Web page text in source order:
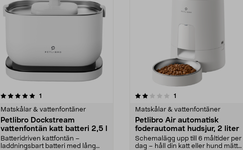
1
Matskålar & vattenfontäner
Petlibro Dockstream
vattenfontän katt batteri 2,5 l
Batteridriven kattfontän –
laddningsbart batteri med lång
2.0av 5 stjärnor 1
Matskålar & vattenfontäner
Petlibro Air automatisk
foderautomat hudsjur, 2 liter
Schemalägg upp till 6 måltider per
dag – håll din katt eller hund mätt.
0.0 av 5 stjärnor